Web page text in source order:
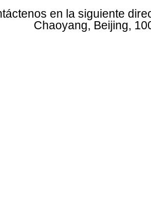
en la siguiente
Chaoyang, Beijing,